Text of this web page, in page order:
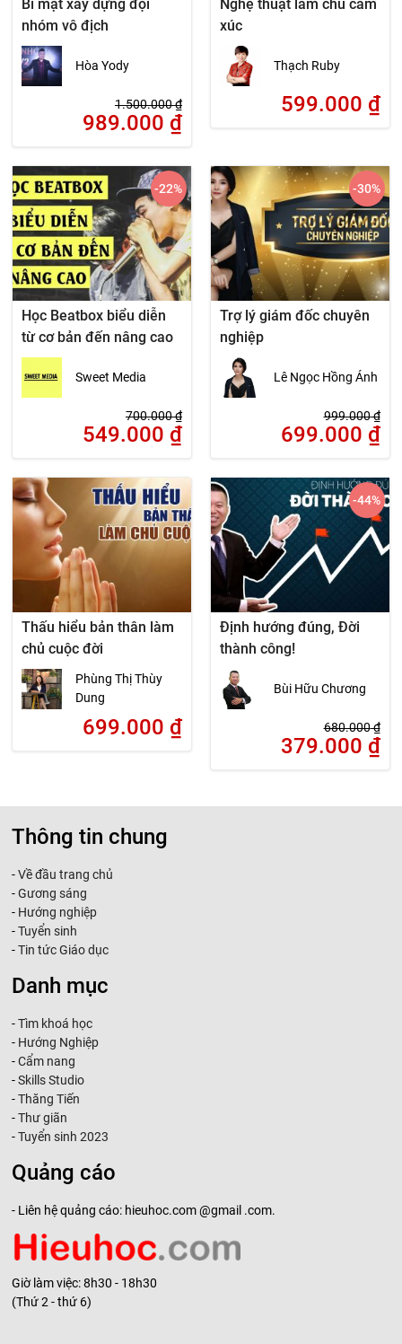
Bí mật xây dựng đội
nhóm vô địch
Hòa Yody
1.500.000₫
989.000 ₫
Nghệ thuật làm chủ cảm
xúc
Thạch Ruby
599.000 ₫
Học Beatbox biểu diễn
từ cơ bản đến nâng cao
Sweet Media
700.000₫
549.000 ₫
-22%
Trợ lý giám đốc chuyên
nghiệp
Lê Ngọc Hồng Ánh
999.000₫
699.000 ₫
-30%
Thấu hiểu bản thân làm
chủ cuộc đời
Phùng Thị Thùy
Dung
699.000 ₫
Định hướng đúng, Đời
thành công!
Bùi Hữu Chương
680.000₫
379.000 ₫
-44%
Thông tin chung
-Về đầu trang chủ
-Gương sáng
- Hướng nghiệp
-Tuyển sinh
-Tin tức Giáo dục
Danh mục
-Tìm khoá học
- Hướng Nghiệp
-Cẩm nang
-Skills Studio
-Thăng Tiến
-Thư giãn
-Tuyển sinh 2023
Quảng cáo
- Liên hệ quảng cáo: hieuhoc.com @gmail .com.
Giờ làm việc: 8h30 - 18h30
(Thứ 2 - thứ 6)